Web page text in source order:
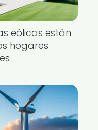
eólicas están
hogares